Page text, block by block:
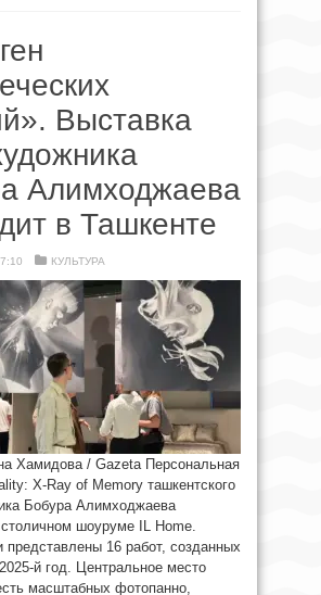
Выставка
Алимходжаева
в Ташкенте
КУЛЬТУРА
Хамидова / Gazeta Персональная
X-Ray of Memory ташкентского
Бобура Алимходжаева
шоуруме IL Home.
представлены 16 работ, созданных
й год. Центральное место
масштабных фотопанно,